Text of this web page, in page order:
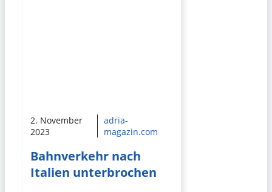
2. November
2023
adria-
magazin.com
Bahnverkehr nach
Italien unterbrochen